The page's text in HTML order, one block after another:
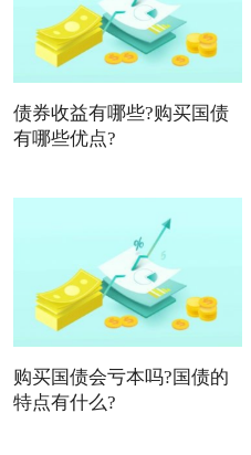
债券收益有哪些?购买国债
有哪些优点?
购买国债会亏本吗?国债的
特点有什么?